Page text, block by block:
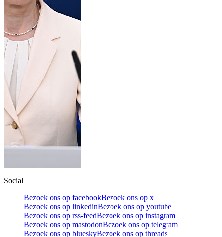
Social
Bezoek ons op facebookBezoek ons op x
Bezoek ons op linkedinBezoek ons op youtube
Bezoek ons op rss-feedBezoek ons op instagram
Bezoek ons op mastodonBezoek ons op telegram
Bezoek ons op blueskyBezoek ons op threads